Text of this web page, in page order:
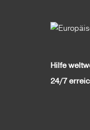
Hilfe
24/7